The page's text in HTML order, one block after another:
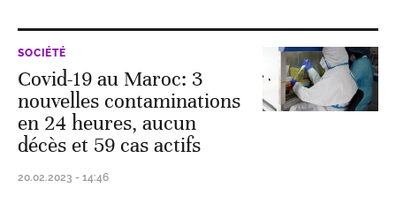
SOCIÉTÉ
Covid-19 au Maroc: 3
nouvelles contaminations
en 24 heures, aucun
décès et 59 cas actifs
20.02.2023 - 14:46